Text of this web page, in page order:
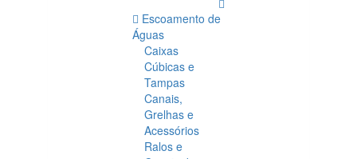
Escoamento de
Águas
Caixas
Cúbicas e
Tampas
Canais,
Grelhas e
Acessórios
Ralos e